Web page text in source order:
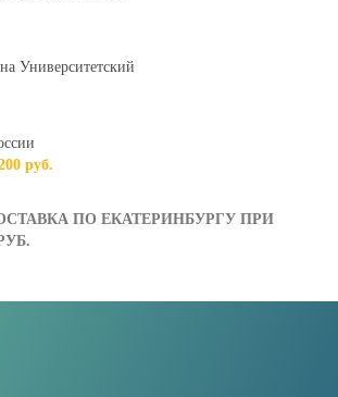
Университетский
руб.
ПО ЕКАТЕРИНБУРГУ ПРИ